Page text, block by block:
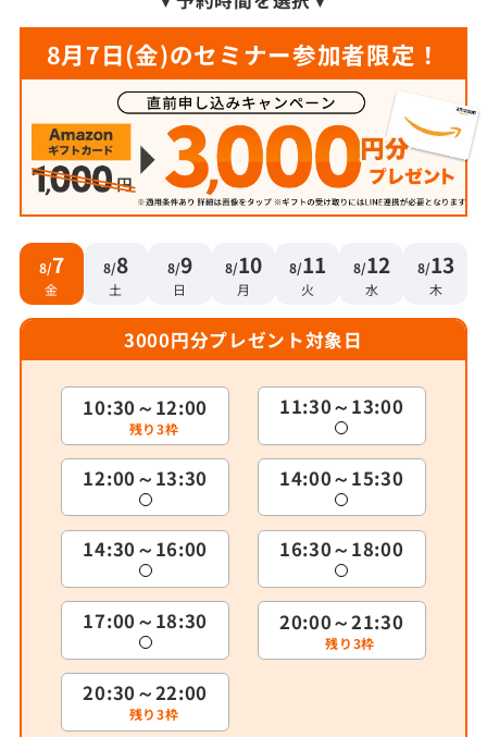
8月7日(金)のセミナー参加者限定！
8/7
金
8/8
土
8/9
日
8/10
月
8/11
火
8/12
水
8/13
木
3000円分プレゼント対象日
10:30～12:00
残り3枠
11:30～13:00
12:00～13:30 14:00～15:30
14:30～16:00 16:30～18:00
17:00～18:30 20:00～21:30
残り3枠
20:30～22:00
残り3枠